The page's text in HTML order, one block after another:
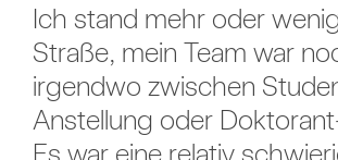
Ich stand mehr oder
Straße, mein Team war
irgendwo zwischen
Anstellung oder
Es war eine relativ